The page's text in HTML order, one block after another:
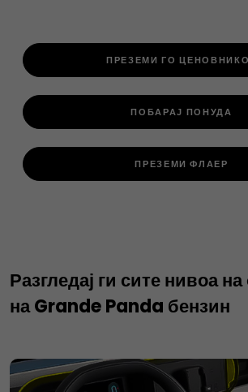
ПРЕЗЕМИ ГО
ПОБАРАЈ ПОНУДА
ПРЕЗЕМИ ФЛАЕР
Разгледај ги сите нивоа
на Grande Panda бензин